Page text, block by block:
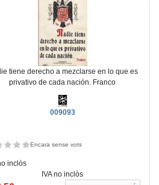
tiene derecho a mezclarse en lo que es
privativo de cada nación. Franco
009093
Encara sense vots
inclòs
IVA no inclòs